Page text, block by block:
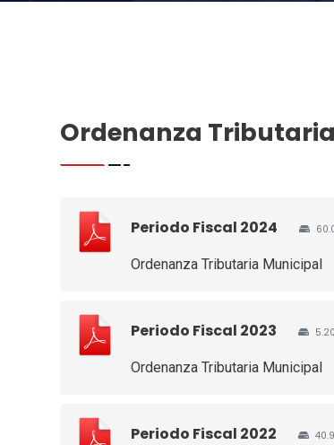
Ordenanza
Periodo Fiscal 2024
Ordenanza Tributaria Municipal
Periodo Fiscal 2023
Ordenanza Tributaria Municipal
Periodo Fiscal 2022